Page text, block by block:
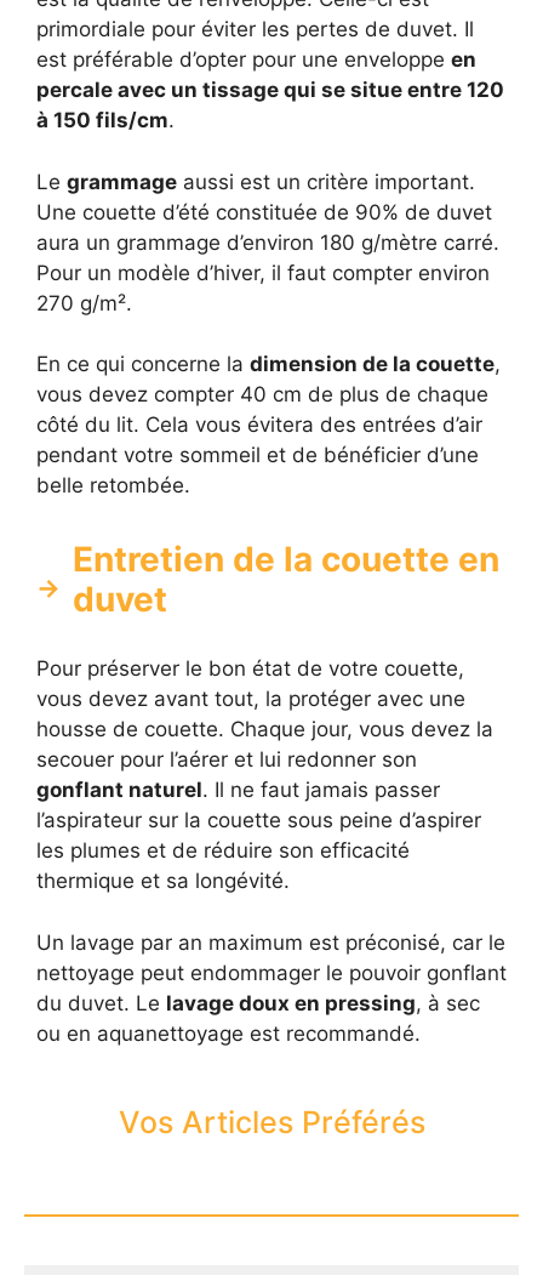
primordiale pour éviter les pertes de duvet. Il
est préférable d’opter pour une enveloppe en
percale avec un tissage qui se situe entre 120
à 150 fils/cm.
Le grammage aussi est un critère important.
Une couette d’été constituée de 90% de duvet
aura un grammage d’environ 180 g/mètre carré.
Pour un modèle d’hiver, il faut compter environ
270 g/m².
En ce qui concerne la dimension de la couette,
vous devez compter 40 cm de plus de chaque
côté du lit. Cela vous évitera des entrées d’air
pendant votre sommeil et de bénéficier d’une
belle retombée.
Entretien de la couette en
duvet
Pour préserver le bon état de votre couette,
vous devez avant tout, la protéger avec une
housse de couette. Chaque jour, vous devez la
secouer pour l’aérer et lui redonner son
gonflant naturel. Il ne faut jamais passer
l’aspirateur sur la couette sous peine d’aspirer
les plumes et de réduire son efficacité
thermique et sa longévité.
Un lavage par an maximum est préconisé, car le
nettoyage peut endommager le pouvoir gonflant
du duvet. Le lavage doux en pressing, à sec
ou en aquanettoyage est recommandé.
Vos Articles Préférés